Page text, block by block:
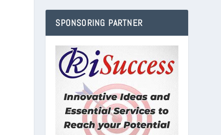
SPONSORING PARTNER